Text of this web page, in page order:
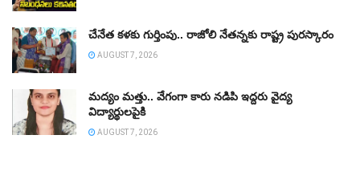
చేనేత కళకు గుర్తింపు.. రాజోలి నేతన్నకు రాష్ట్ర పురస్కారం
AUGUST 7, 2026
మద్యం మత్తు.. వేగంగా కారు నడిపి ఇద్దరు వైద్య
విద్యార్థులపైకి
AUGUST 7, 2026